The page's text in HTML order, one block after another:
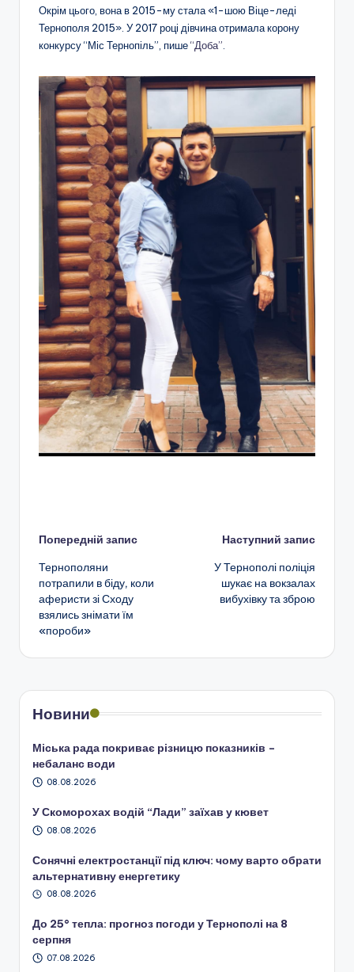
Окрім цього, вона в 2015-му стала «1-шою Віце-леді
Тернополя 2015». У 2017 році дівчина отримала корону
конкурсу “Міс Тернопіль”, пише“Доба”
Навігація
по
запису
Попередній запис
Тернополяни
потрапили в біду, коли
аферисти зі Сходу
взялись знімати їм
«пороби»
Наступний запис
У Тернополі поліція
шукає на вокзалах
вибухівку та зброю
Новини
Міська рада покриває різницю показників –
небаланс води
08.08.2026
У Скоморохах водій “Лади” заїхав у кювет
08.08.2026
Сонячні електростанції під ключ: чому варто обрати
альтернативну енергетику
08.08.2026
До 25° тепла: прогноз погоди у Тернополі на 8
серпня
07.08.2026